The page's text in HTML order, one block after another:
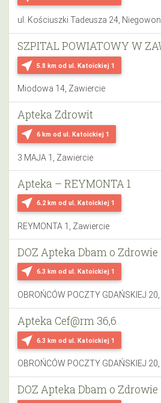
ul. Kościuszki Tadeusza 24,
near_me 5.8 km od ul. Katoickiej 1
SZPITAL POWIATOWY W
Miodowa 14, Zawiercie
near_me 6 km od ul. Katoickiej 1
Apteka Zdrowit
3 MAJA 1, Zawiercie
near_me 6.2 km od ul. Katoickiej 1
Apteka – REYMONTA 1
REYMONTA 1, Zawiercie
near_me 6.3 km od ul. Katoickiej 1
DOZ Apteka Dbam o Zdrowie
OBROŃCÓW POCZTY GDAŃSKIEJ
near_me 6.3 km od ul. Katoickiej 1
Apteka Cef@rm 36,6
OBROŃCÓW POCZTY GDAŃSKIEJ
DOZ Apteka Dbam o Zdrowie